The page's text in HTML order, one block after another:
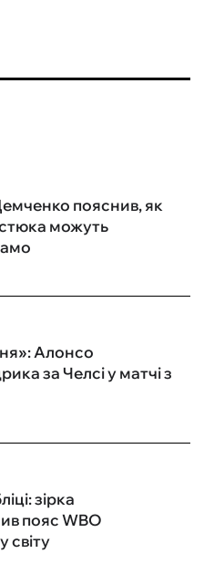
пояснив, як
можуть
Алонсо
за Челсі у матчі з
зірка
пояс WBO